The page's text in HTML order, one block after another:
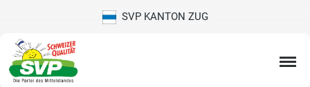
SVP KANTON ZUG